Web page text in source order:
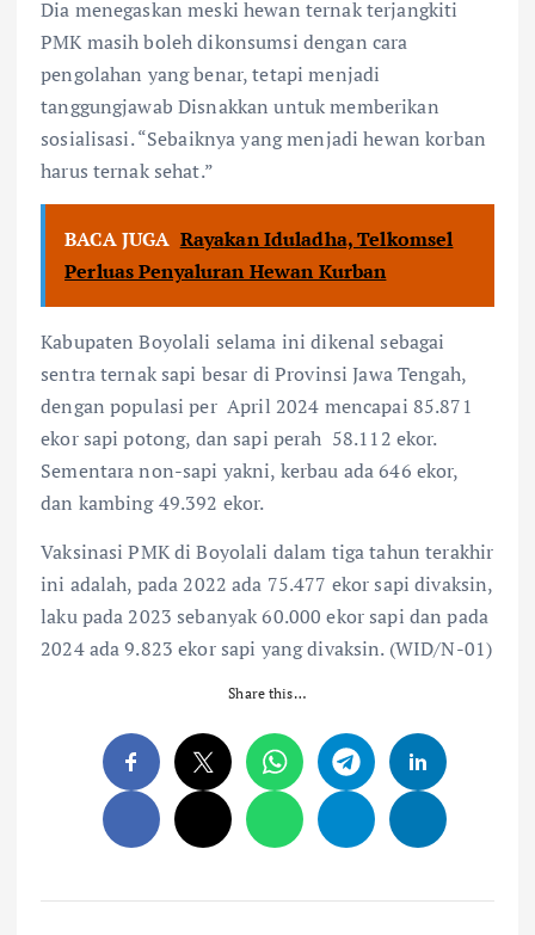
Dia menegaskan meski hewan ternak terjangkiti
PMK masih boleh dikonsumsi dengan cara
pengolahan yang benar, tetapi menjadi
tanggungjawab Disnakkan untuk memberikan
sosialisasi. “Sebaiknya yang menjadi hewan korban
harus ternak sehat.”
BACA JUGA Rayakan Iduladha, Telkomsel
Perluas Penyaluran Hewan Kurban
Kabupaten Boyolali selama ini dikenal sebagai
sentra ternak sapi besar di Provinsi Jawa Tengah,
dengan populasi per April 2024 mencapai 85.871
ekor sapi potong, dan sapi perah 58.112 ekor.
Sementara non-sapi yakni, kerbau ada 646 ekor,
dan kambing 49.392 ekor.
Vaksinasi PMK di Boyolali dalam tiga tahun terakhir
ini adalah, pada 2022 ada 75.477 ekor sapi divaksin,
laku pada 2023 sebanyak 60.000 ekor sapi dan pada
2024 ada 9.823 ekor sapi yang divaksin. (WID/N-01)
Share this…